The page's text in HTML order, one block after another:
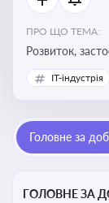
ПРО ЩО ТЕМА:
Розвиток,
інтелекту в
до державного
IT-індустрія
Головне за
ГОЛОВНЕ ЗА